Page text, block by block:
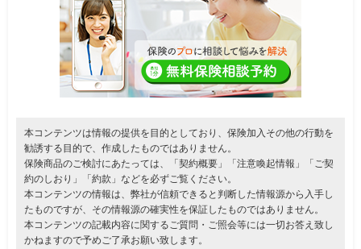
本コンテンツは情報の提供を目的としており、保険加入その他の行動を
勧誘する目的で、作成したものではありません。
保険商品のご検討にあたっては、「契約概要」「注意喚起情報」「ご契
約のしおり」「約款」などを必ずご覧ください。
本コンテンツの情報は、弊社が信頼できると判断した情報源から入手し
たものですが、その情報源の確実性を保証したものではありません。
本コンテンツの記載内容に関するご質問・ご照会等には一切お答え致し
かねますので予めご了承お願い致します。